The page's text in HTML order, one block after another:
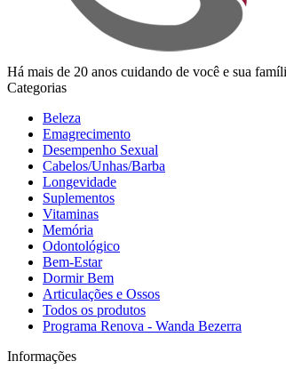
Há mais de 20 anos cuidando de você e sua
Categorias
Beleza
Emagrecimento
Desempenho Sexual
Cabelos/Unhas/Barba
Longevidade
Suplementos
Vitaminas
Memória
Odontológico
Bem-Estar
Dormir Bem
Articulações e Ossos
Todos os produtos
Programa Renova - Wanda Bezerra
Informações